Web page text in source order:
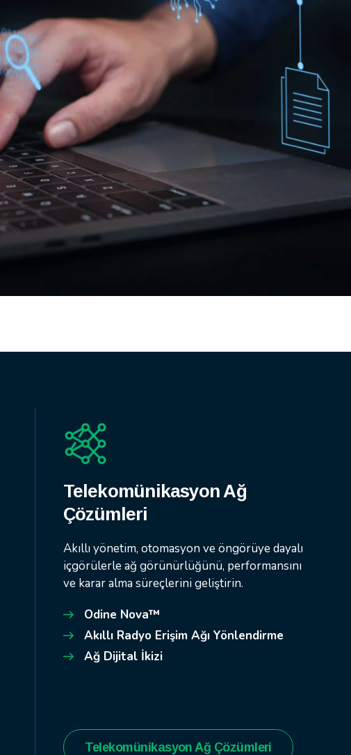
Telekomünikasyon Ağ
Çözümleri
Akıllı yönetim, otomasyon ve öngörüye dayalı
içgörülerle ağ görünürlüğünü, performansını
ve karar alma süreçlerini geliştirin.
Odine Nova™
Akıllı Radyo Erişim Ağı Yönlendirme
Ağ Dijital İkizi
Telekomünikasyon Ağ Çözümleri